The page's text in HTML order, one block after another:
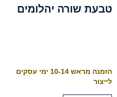
טבעת שורה יהלומים
הזמנה מראש 10-14 ימי עסקים
לייצור